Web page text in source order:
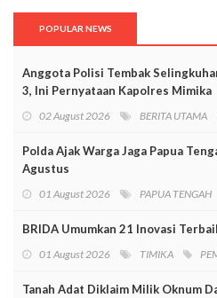
POPULAR NEWS
Anggota Polisi Tembak
3, Ini Pernyataan Kapolres Mimika
02 August 2026 BERITA UTAMA
Polda Ajak Warga Jaga Papua
Agustus
01 August 2026 PAPUA TENGAH
BRIDA Umumkan 21 Inovasi
01 August 2026 TIMIKA
Tanah Adat Diklaim Milik Oknum